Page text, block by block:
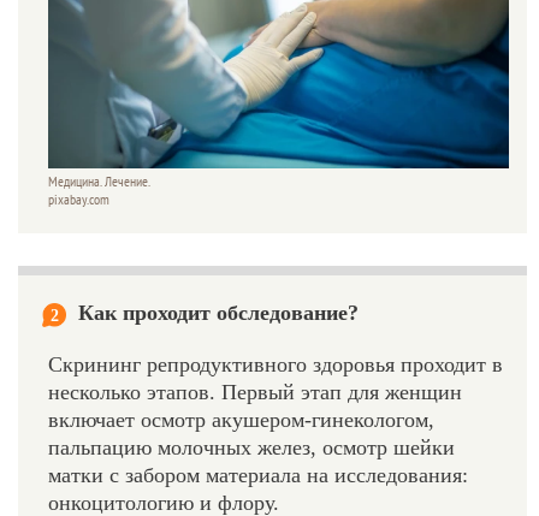
Медицина. Лечение.
pixabay.com
2 Как проходит обследование?
Скрининг репродуктивного здоровья проходит в
несколько этапов. Первый этап для женщин
включает осмотр акушером-гинекологом,
пальпацию молочных желез, осмотр шейки
матки с забором материала на исследования:
онкоцитологию и флору.